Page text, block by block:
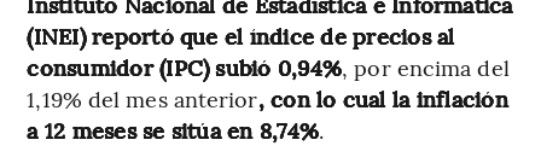
(INEI) reportó que el índice de precios al
consumidor (IPC) subió 0,94%, por encima del
1,19% del mes anterior, con lo cual la inflación
a 12 meses se sitúa en 8,74%.